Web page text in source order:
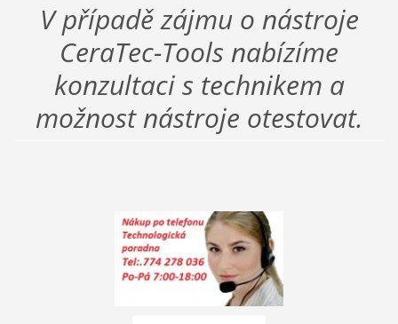
V případě zájmu o nástroje
CeraTec-Tools nabízíme
konzultaci s technikem a
možnost nástroje otestovat.